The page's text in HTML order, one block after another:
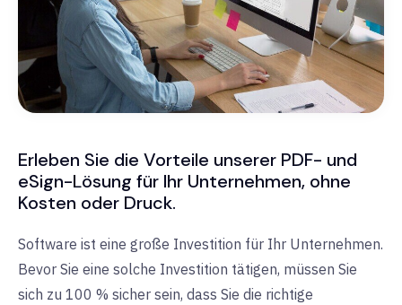
Erleben Sie die Vorteile unserer PDF- und
eSign-Lösung für Ihr Unternehmen, ohne
Kosten oder Druck.
Software ist eine große Investition für Ihr Unternehmen.
Bevor Sie eine solche Investition tätigen, müssen Sie
sich zu 100 % sicher sein, dass Sie die richtige